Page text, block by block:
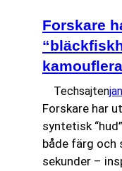
Forskare
Techsajten
Forskare har
syntetisk
både färg och
sekunder –